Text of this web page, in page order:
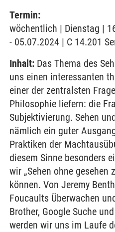
Termin:
wöchentlich | Dienstag |
- 05.07.2024 | C 14.201
Inhalt: Das Thema des
uns einen interessanten
einer der zentralsten
Philosophie liefern: die
Subjektivierung. Sehen
nämlich ein guter
Praktiken der
diesem Sinne besonders
wir „Sehen ohne gesehen
können. Von Jeremy
Foucaults Überwachen
Brother, Google Suche
werden wir uns im Laufe